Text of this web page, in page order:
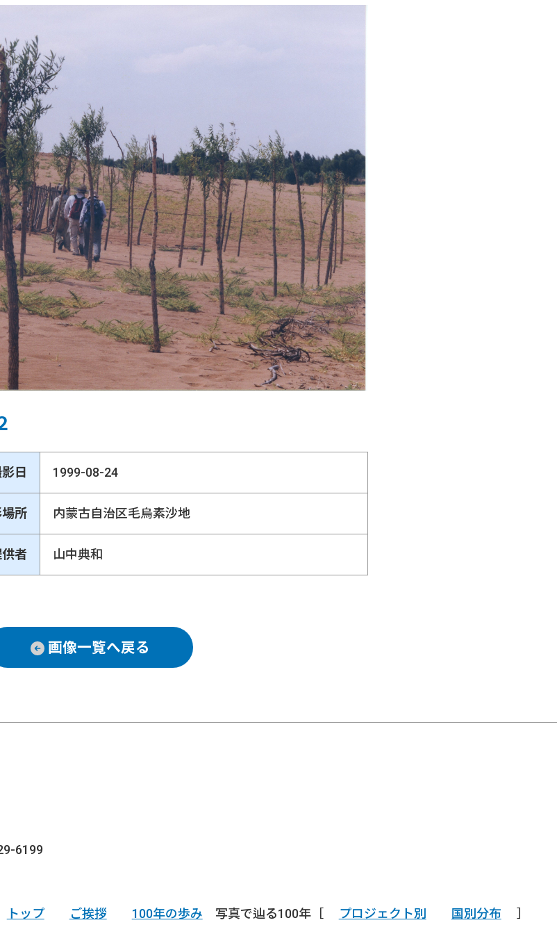
日 1999-08-24
所 内蒙古自治区毛烏素沙地
者 山中典和
画像一覧へ戻る
6199
トップ ご挨拶 100年の歩み 写真で辿る100年［ プロジェクト別 国別分布 ］